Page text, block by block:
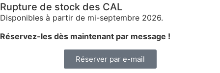
Rupture de stock des CAL
Disponibles à partir de mi-septembre 2026.
Réservez-les dès maintenant par message !
Réserver par e-mail